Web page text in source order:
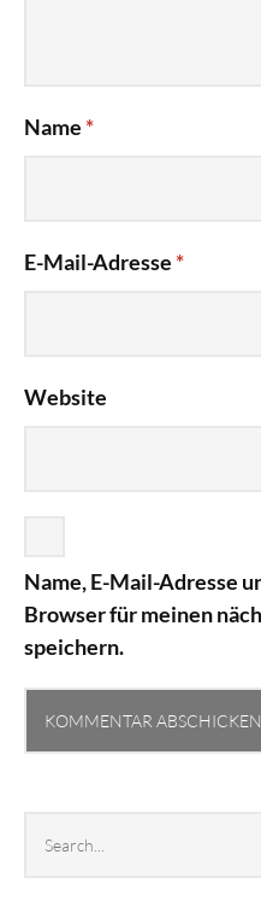
Name *
E-Mail-Adresse *
Website
Name, E-Mail-Adresse
Browser für meinen
speichern.
archives